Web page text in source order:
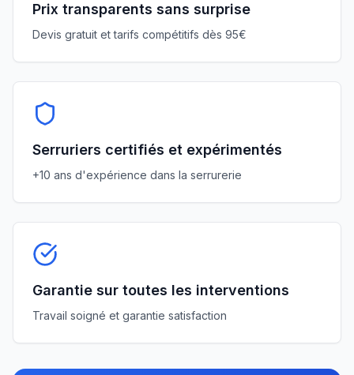
Prix transparents sans surprise
Devis gratuit et tarifs compétitifs dès 95€
Serruriers certifiés et expérimentés
+10 ans d'expérience dans la serrurerie
Garantie sur toutes les interventions
Travail soigné et garantie satisfaction